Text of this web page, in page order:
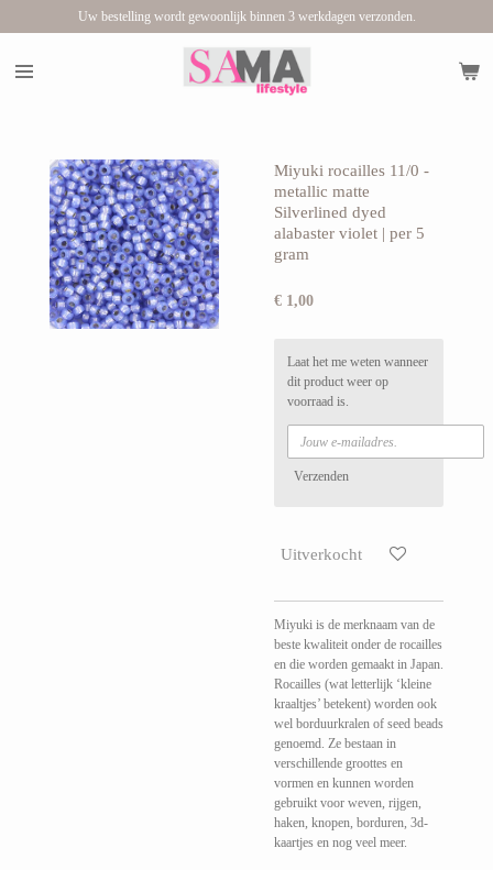
de
Uw bestelling wordt gewoonlijk binnen 3 werkdagen verzonden.
Miyuki rocailles 11/0 -
metallic matte
Silverlined dyed
alabaster violet | per 5
gram
€ 1,00
Laat het me weten wanneer
dit product weer op
voorraad is.
Verzenden
Uitverkocht
Miyuki is de merknaam van de
beste kwaliteit onder de rocailles
en die worden gemaakt in Japan.
Rocailles (wat letterlijk ‘kleine
kraaltjes’ betekent) worden ook
wel borduurkralen of seed beads
genoemd. Ze bestaan in
verschillende groottes en
vormen en kunnen worden
gebruikt voor weven, rijgen,
haken, knopen, borduren, 3d-
kaartjes en nog veel meer.